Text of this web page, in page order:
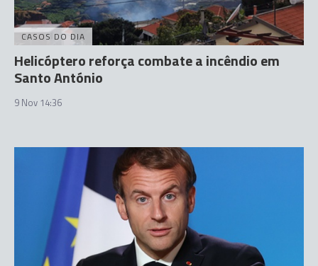
CASOS DO DIA
Helicóptero reforça combate a incêndio em
Santo António
9 Nov 14:36